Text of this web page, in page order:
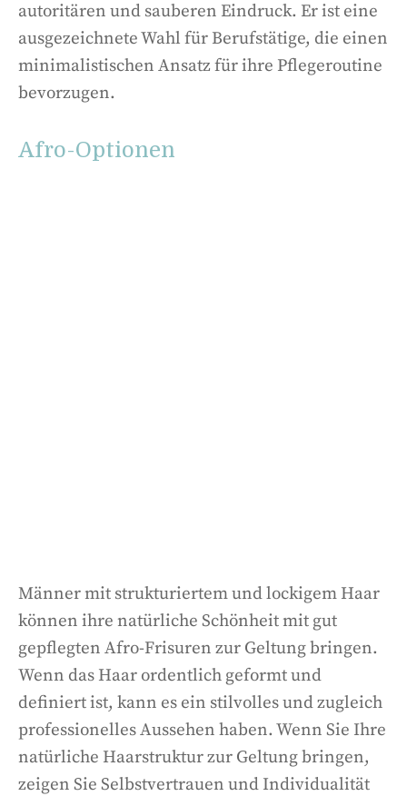
autoritären und sauberen Eindruck. Er ist eine
ausgezeichnete Wahl für Berufstätige, die einen
minimalistischen Ansatz für ihre Pflegeroutine
bevorzugen.
Afro-Optionen
Männer mit strukturiertem und lockigem Haar
können ihre natürliche Schönheit mit gut
gepflegten Afro-Frisuren zur Geltung bringen.
Wenn das Haar ordentlich geformt und
definiert ist, kann es ein stilvolles und zugleich
professionelles Aussehen haben. Wenn Sie Ihre
natürliche Haarstruktur zur Geltung bringen,
zeigen Sie Selbstvertrauen und Individualität